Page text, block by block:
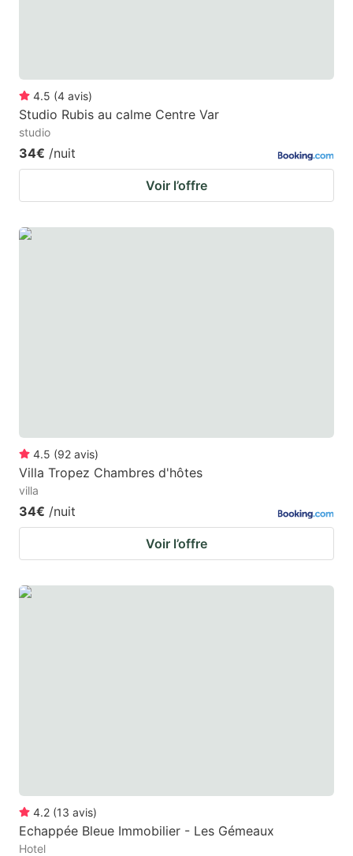
4.5 (4 avis)
Studio Rubis au calme Centre Var
studio
34€ /nuit
Voir l’offre
4.5 (92 avis)
Villa Tropez Chambres d'hôtes
villa
34€ /nuit
Voir l’offre
4.2 (13 avis)
Echappée Bleue Immobilier - Les Gémeaux
Hotel